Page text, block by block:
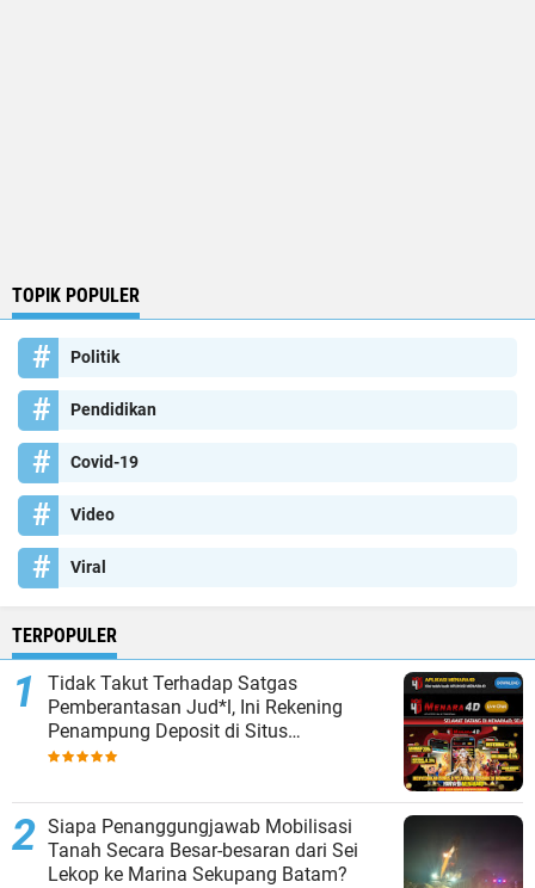
TOPIK POPULER
Politik
Pendidikan
Covid-19
Video
Viral
TERPOPULER
Tidak Takut Terhadap Satgas
Pemberantasan Jud*l, Ini Rekening
Penampung Deposit di Situs
MENARA4D
Siapa Penanggungjawab Mobilisasi
Tanah Secara Besar-besaran dari Sei
Lekop ke Marina Sekupang Batam?